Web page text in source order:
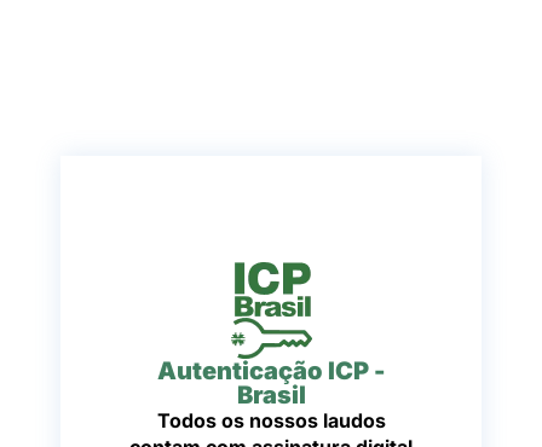
Autenticação ICP -
Brasil
Todos os nossos laudos